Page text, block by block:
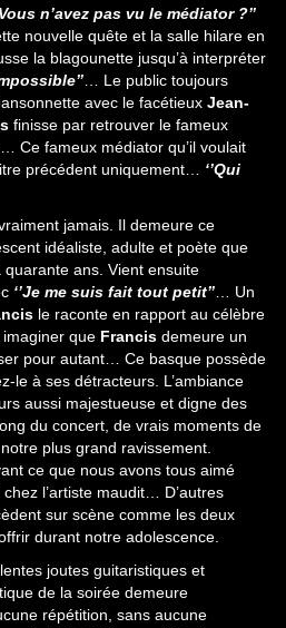
n’avez pas vu le médiator ?’’
nouvelle quête et la salle hilare en
la blagounette jusqu’à interpréter
… Le public toujours
avec le facétieux Jean-
finisse par retrouver le fameux
Ce fameux médiator qu’il voulait
précédent uniquement…
‘’Qui
jamais. Il demeure ce
idéaliste, adulte et poète que
ans. Vient ensuite
‘’Je me suis fait tout petit’’ … Un
le raconte en rapport au célèbre
que Francis demeure un
pour autant… Ce basque possède
le à ses détracteurs. L’ambiance
aussi majestueuse et digne des
du concert, de vrais moments de
plus grand ravissement.
ce que nous avons tous aimé
l’artiste maudit… D’autres
sur scène comme les deux
durant notre adolescence.
joutes guitaristiques et
de la soirée demeure
répétition, sans aucune